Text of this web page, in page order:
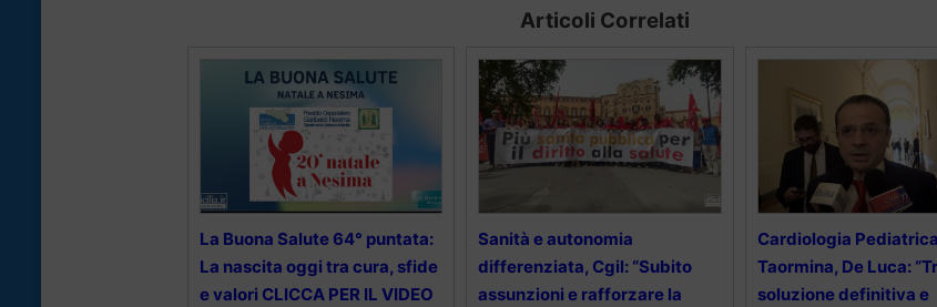
Articoli Correlati
La Buona Salute 64° puntata:
La nascita oggi tra cura, sfide
e valori CLICCA PER IL VIDEO
Sanità e autonomia
differenziata, Cgil: “Subito
assunzioni e rafforzare la
Cardiologia
Taormina, De Luca:
soluzione definitiva e